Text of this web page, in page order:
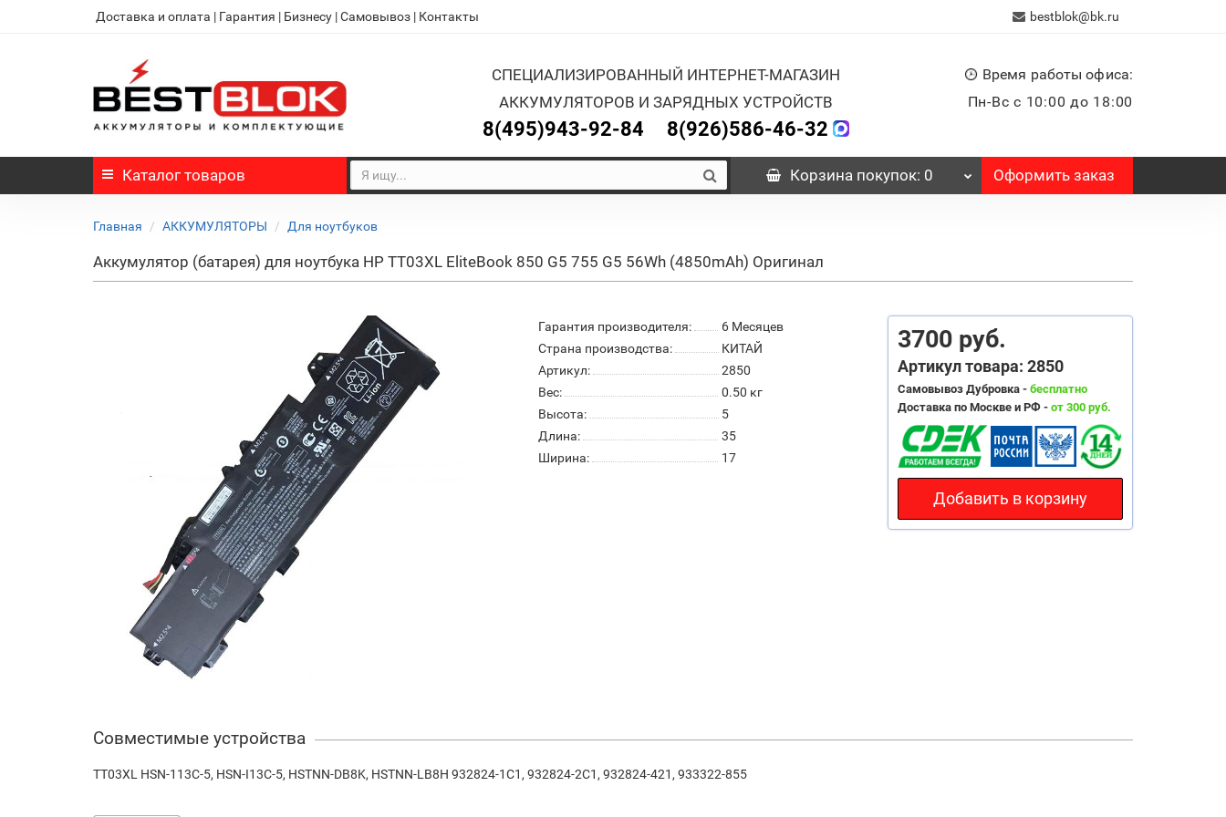
Доставка и оплата | Гарантия | Бизнесу |Самовывоз | Контакты bestblok@bk.ru
СПЕЦИАЛИЗИРОВАННЫЙ ИНТЕРНЕТ-МАГАЗИН
АККУМУЛЯТОРОВ И ЗАРЯДНЫХ УСТРОЙСТВ
8(495)943-92-84 8(926)586-46-32
Время работы офиса:
Пн-Вс с 10:00 до 18:00
Каталог товаров Корзина покупок: 0 Оформить заказ
Главная АККУМУЛЯТОРЫ Для ноутбуков
Аккумулятор (батарея) для ноутбука HP TT03XL EliteBook 850 G5 755 G5 56Wh (4850mAh) Оригинал
Гарантия производителя:
6 Месяцев
Страна производства:
КИТАЙ
Артикул:
2850
Вес:
0.50 кг
Высота:
5
Длина:
35
Ширина:
17
3700 руб.
Артикул товара: 2850
Самовывоз Дубровка - бесплатно
Доставка по Москве и РФ - от 300 руб.
Добавить в корзину
Совместимые устройства
TT03XL HSN-113C-5, HSN-I13C-5, HSTNN-DB8K, HSTNN-LB8H 932824-1C1, 932824-2C1, 932824-421, 933322-855